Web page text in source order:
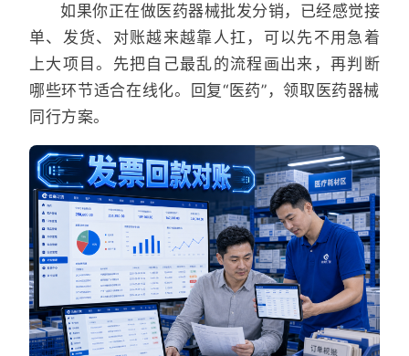
如果你正在做医药器械批发分销，已经感觉接
单、发货、对账越来越靠人扛，可以先不用急着
上大项目。先把自己最乱的流程画出来，再判断
哪些环节适合在线化。回复“医药”，领取医药器械
同行方案。